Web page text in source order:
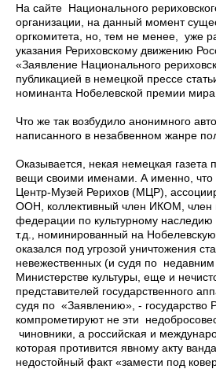
На сайте Национального
организации, на данный момент
оргкомитета, но, тем не менее, уже
указания Рериховскому движению
«Заявление Национального
публикацией в немецкой прессе
номинанта Нобелевской премии мира
Что же так возбудило анонимного
написанного в незабвенном жанре
Оказывается, некая немецкая газета
вещи своими именами. А именно,
Центр-Музей Рерихов (МЦР),
ООН, коллективный член ИКОМ, член
федерации по культурному
т.д., номинированный на
оказался под угрозой уничтожения
невежественных (и судя по
Министерстве культуры, еще и
представителей государственного
судя по «Заявлению», - государство
компрометируют не эти
чиновники, а российская и
которая противится явному акту
недостойный факт «замести под